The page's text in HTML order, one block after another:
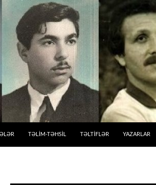
TƏLIM-TƏHSIL TƏLTİFLƏR YAZARLAR